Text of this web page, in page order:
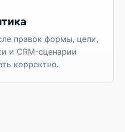
правок формы, цели,
и CRM-сценарии
корректно.